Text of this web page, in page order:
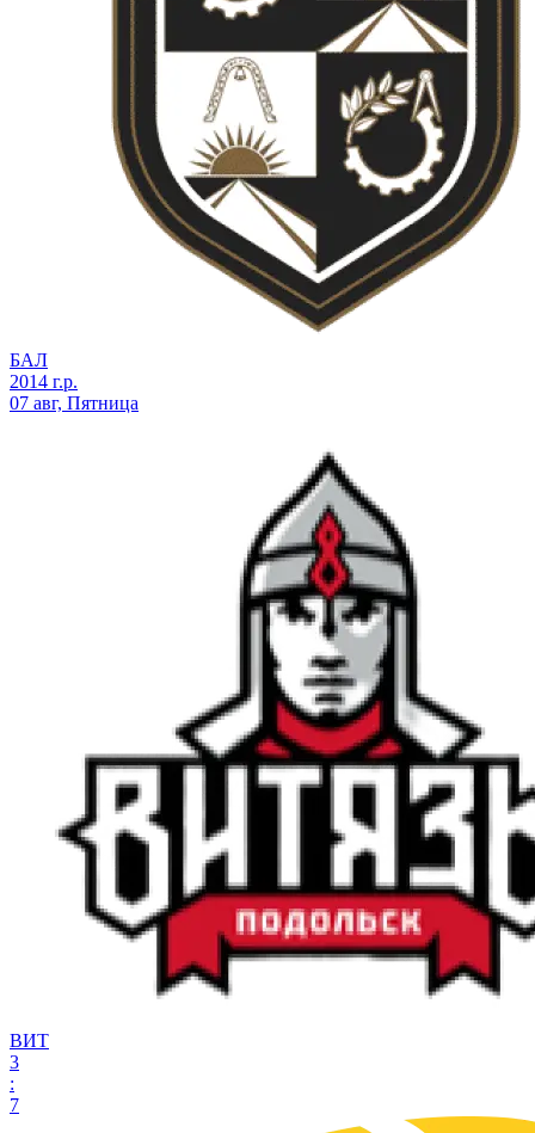
БАЛ
2014 г.р.
07 авг, Пятница
ВИТ
3
:
7